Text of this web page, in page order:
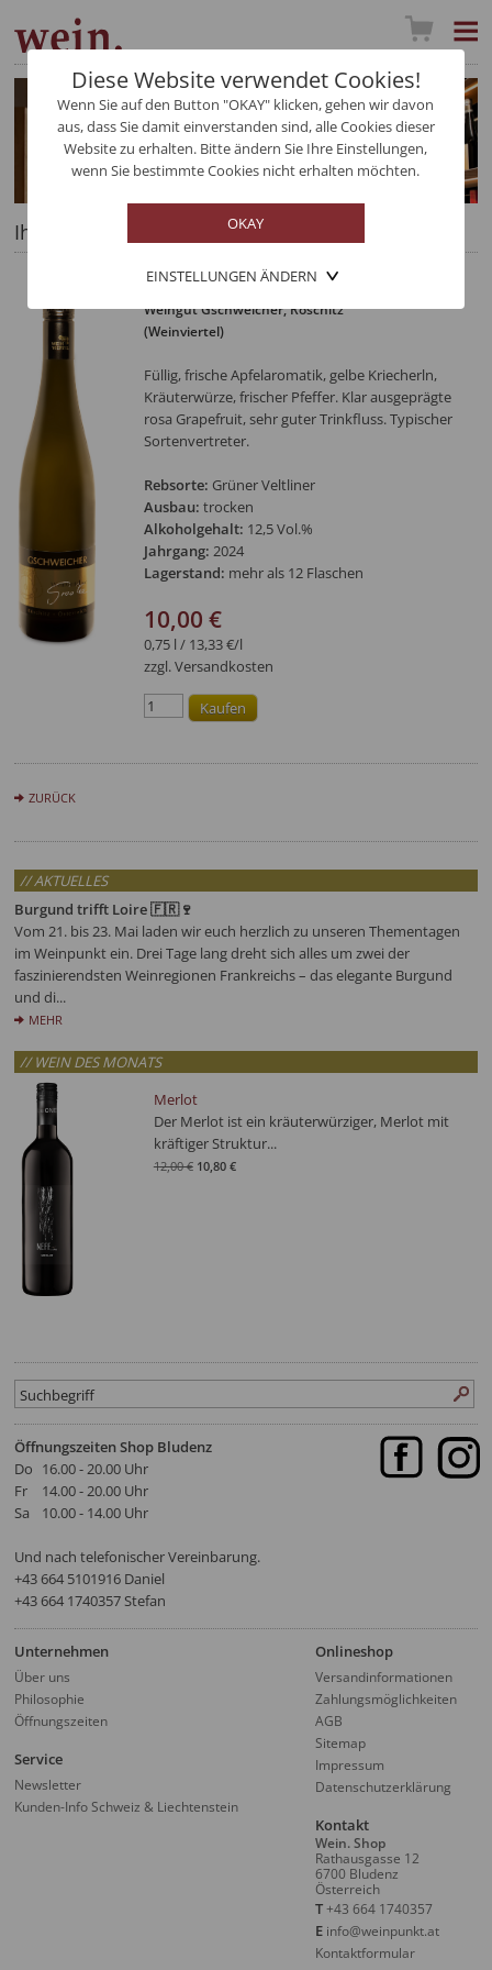
Diese Website verwendet Cookies!
Wenn Sie auf den Button "OKAY" klicken, gehen wir davon
aus, dass Sie damit einverstanden sind, alle Cookies dieser
Website zu erhalten. Bitte ändern Sie Ihre Einstellungen,
wenn Sie bestimmte Cookies nicht erhalten möchten.
EINSTELLUNGEN ÄNDERN
Ihre Auswahl im Detail
Grüner Veltliner GrooVee
Weingut Gschweicher, Röschitz
(Weinviertel)
Füllig, frische Apfelaromatik, gelbe Kriecherln,
Kräuterwürze, frischer Pfeffer. Klar ausgeprägte
rosa Grapefruit, sehr guter Trinkfluss. Typischer
Sortenvertreter.
Rebsorte: Grüner Veltliner
Ausbau: trocken
Alkoholgehalt: 12,5 Vol.%
Jahrgang:2024
Lagerstand: mehr als 12 Flaschen
10,00 €
0,75 l / 13,33 €/l
zzgl. Versandkosten
ZURÜCK
// AKTUELLES
Burgund trifft Loire 🇫🇷🍷
Vom 21. bis 23. Mai laden wir euch herzlich zu unseren Thementagen
im Weinpunkt ein. Drei Tage lang dreht sich alles um zwei der
faszinierendsten Weinregionen Frankreichs – das elegante Burgund
und di...
MEHR
// WEIN DES MONATS
Merlot
Der Merlot ist ein kräuterwürziger, Merlot mit
kräftiger Struktur...
12,00 € 10,80 €
Öffnungszeiten Shop Bludenz
Do
Fr
Sa
16.00 - 20.00 Uhr
14.00 - 20.00 Uhr
10.00 - 14.00 Uhr
Und nach telefonischer Vereinbarung.
‭+43 664 5101916‬ Daniel
+43 664 1740357 Stefan
Unternehmen
Über uns
Philosophie
Öffnungszeiten
Onlineshop
Versandinformationen
Zahlungsmöglichkeiten
AGB
Sitemap
Impressum
Datenschutzerklärung
Service
Newsletter
Kunden-Info Schweiz & Liechtenstein
Kontakt
Wein. Shop
Rathausgasse 12
6700 Bludenz
Österreich
T+43 664 1740357
E info@weinpunkt.at
Kontaktformular